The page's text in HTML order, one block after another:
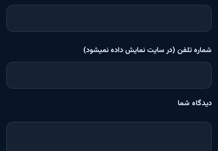
شماره تلفن (در سایت نمایش داده نمیشود)
دیدگاه شما